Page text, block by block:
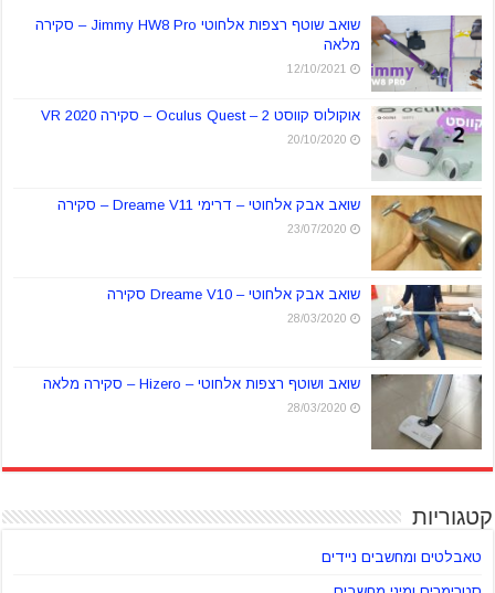
שואב שוטף רצפות אלחוטי Jimmy HW8 Pro – סקירה
מלאה
12/10/2021
אוקולוס קווסט 2 – Oculus Quest – סקירה VR 2020
20/10/2020
שואב אבק אלחוטי – דרימי Dreame V11 – סקירה
23/07/2020
שואב אבק אלחוטי – Dreame V10 סקירה
28/03/2020
שואב ושוטף רצפות אלחוטי – Hizero – סקירה מלאה
28/03/2020
קטגוריות
טאבלטים ומחשבים ניידים